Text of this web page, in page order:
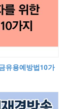
유용예방법10가